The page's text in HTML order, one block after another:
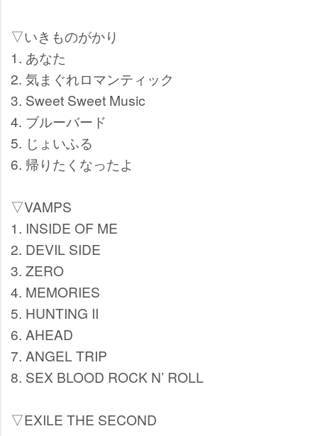
▽いきものがかり
1. あなた
2. 気まぐれロマンティック
3. Sweet Sweet Music
4. ブルーバード
5. じょいふる
6. 帰りたくなったよ
▽VAMPS
1. INSIDE OF ME
2. DEVIL SIDE
3. ZERO
4. MEMORIES
5. HUNTING II
6. AHEAD
7. ANGEL TRIP
8. SEX BLOOD ROCK N’ ROLL
▽EXILE THE SECOND